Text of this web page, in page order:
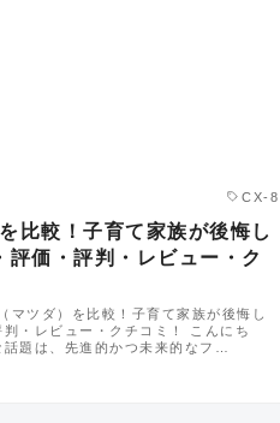
CX-8
比較！子育て家族が後悔し
価・評判・レビュー・ク
マツダ）を比較！子育て家族が後悔し
・レビュー・クチコミ！ こんにち
題は、先進的かつ未来的なフ…